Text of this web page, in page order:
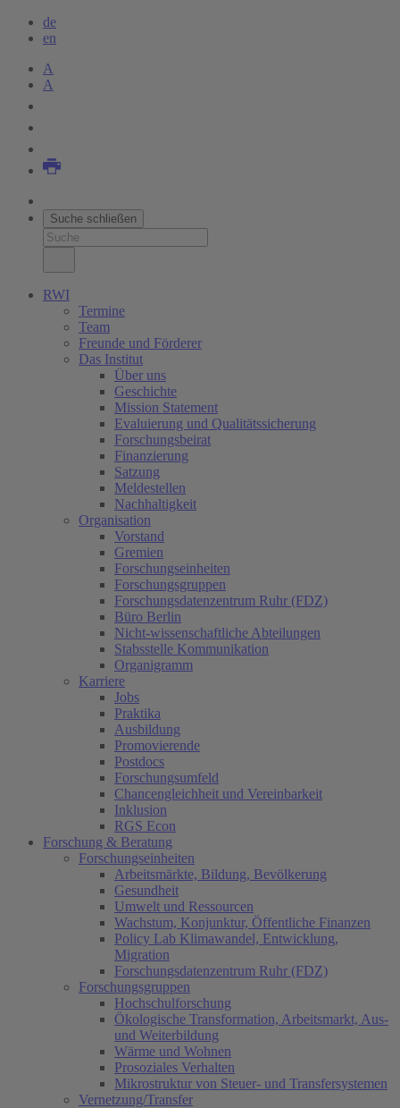
de
en
A
A
Suche schließen
RWI
Termine
Team
Freunde und Förderer
Das Institut
Über uns
Geschichte
Mission Statement
Evaluierung und Qualitätssicherung
Forschungsbeirat
Finanzierung
Satzung
Meldestellen
Nachhaltigkeit
Organisation
Vorstand
Gremien
Forschungseinheiten
Forschungsgruppen
Forschungsdatenzentrum Ruhr (FDZ)
Büro Berlin
Nicht-wissenschaftliche Abteilungen
Stabsstelle Kommunikation
Organigramm
Karriere
Jobs
Praktika
Ausbildung
Promovierende
Postdocs
Forschungsumfeld
Chancengleichheit und Vereinbarkeit
Inklusion
RGS Econ
Forschung & Beratung
Forschungseinheiten
Arbeitsmärkte, Bildung, Bevölkerung
Gesundheit
Umwelt und Ressourcen
Wachstum, Konjunktur, Öffentliche Finanzen
Policy Lab Klimawandel, Entwicklung,
Migration
Forschungsdatenzentrum Ruhr (FDZ)
Forschungsgruppen
Hochschulforschung
Ökologische Transformation, Arbeitsmarkt, Aus-
und Weiterbildung
Wärme und Wohnen
Prosoziales Verhalten
Mikrostruktur von Steuer- und Transfersystemen
Vernetzung/Transfer